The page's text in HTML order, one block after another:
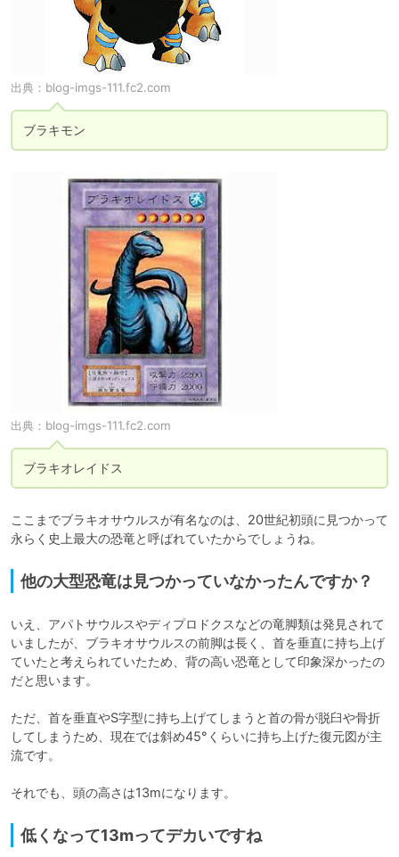
出典： blog-imgs-111.fc2.com
ブラキモン
出典： blog-imgs-111.fc2.com
ブラキオレイドス
ここまでブラキオサウルスが有名なのは、20世紀初頭に見つかって
永らく史上最大の恐竜と呼ばれていたからでしょうね。
他の大型恐竜は見つかっていなかったんですか？
いえ、アパトサウルスやディプロドクスなどの竜脚類は発見されて
いましたが、ブラキオサウルスの前脚は長く、首を垂直に持ち上げ
ていたと考えられていたため、背の高い恐竜として印象深かったの
だと思います。
ただ、首を垂直やS字型に持ち上げてしまうと首の骨が脱臼や骨折
してしまうため、現在では斜め45°くらいに持ち上げた復元図が主
流です。
それでも、頭の高さは13mになります。
低くなって13mってデカいですね